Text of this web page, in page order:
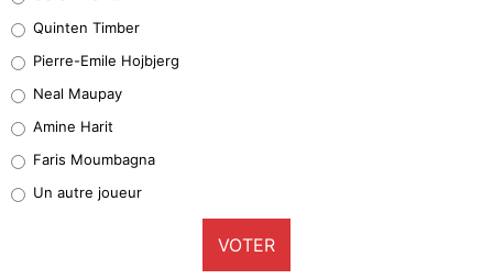
32%
4%
1%
9%
Quinten Timber
Pierre-Emile Hojbjerg
Neal Maupay
Amine Harit
Faris Moumbagna
Un autre joueur
VOTER